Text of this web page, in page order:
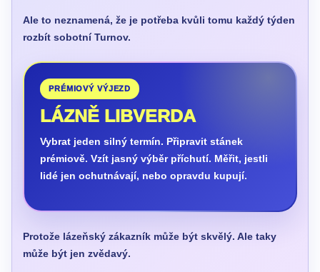
Ale to neznamená, že je potřeba kvůli tomu každý týden
rozbít sobotní Turnov.
PRÉMIOVÝ VÝJEZD
LÁZNĚ LIBVERDA
Vybrat jeden silný termín. Připravit stánek
prémiově. Vzít jasný výběr příchutí. Měřit, jestli
lidé jen ochutnávají, nebo opravdu kupují.
Protože lázeňský zákazník může být skvělý. Ale taky
může být jen zvědavý.